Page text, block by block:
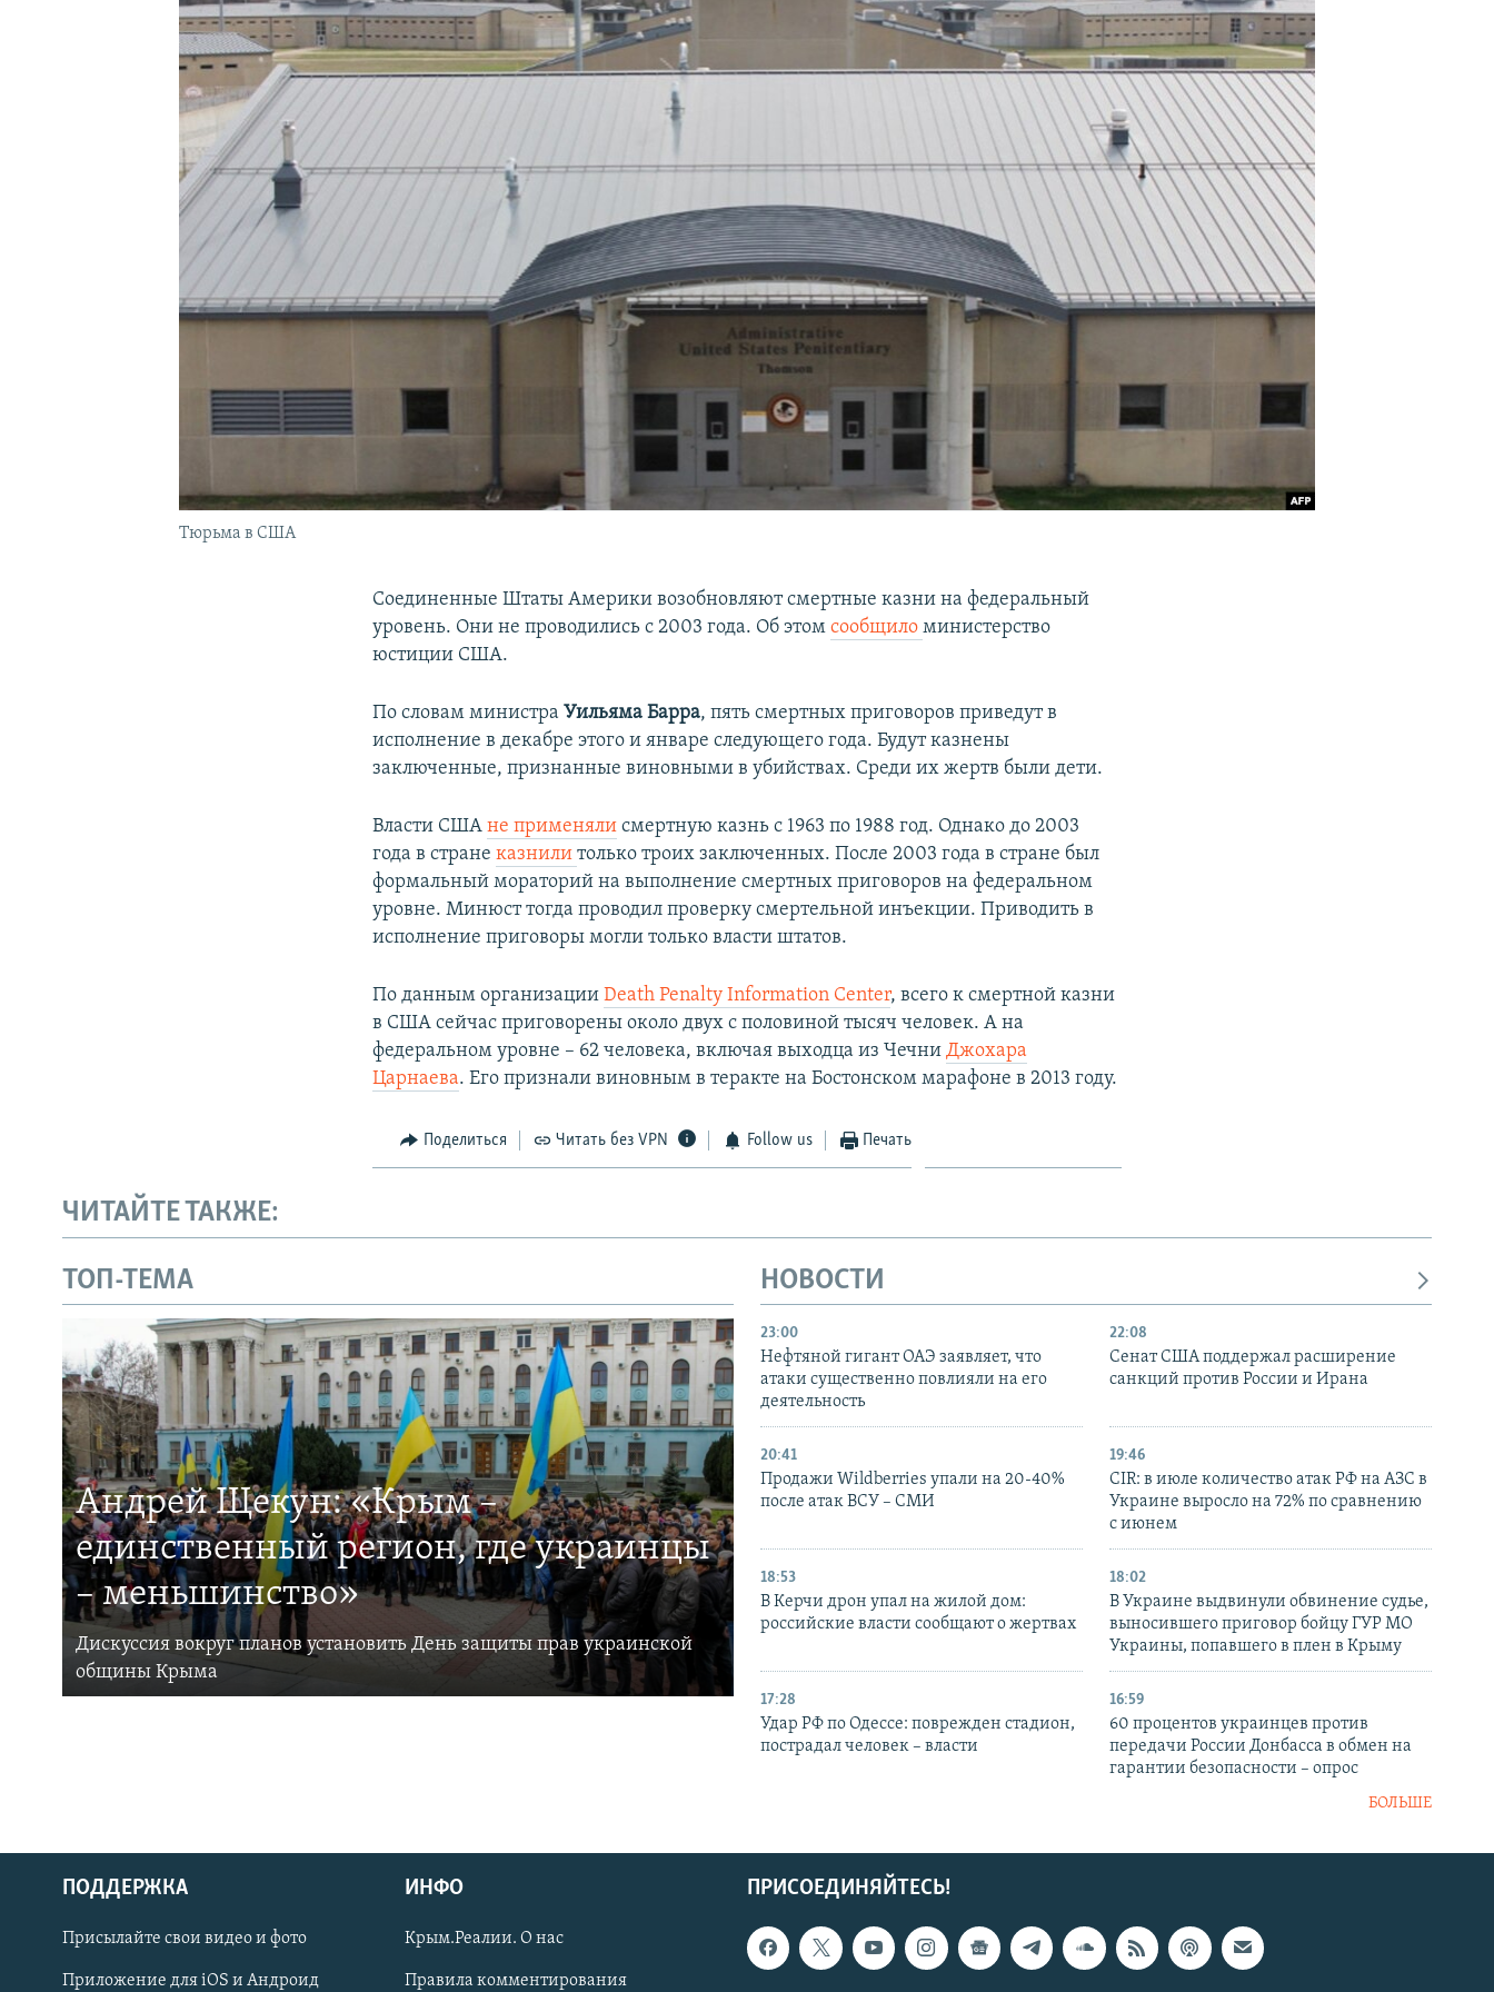
КРЫМ.НЕПОКОРЕННЫЙ
УКРАИНСКАЯ ПРОБЛЕМА КРЫМА
Українською
Qırımtatar
Тюрьма в США
Соединенные Штаты Америки возобновляют смертные казни на федеральный
уровень. Они не проводились с 2003 года. Об этомсообщиломинистерство
юстиции США.
По словам министраУильяма Барра, пять смертных приговоров приведут в
исполнение в декабре этого и январе следующего года. Будут казнены
заключенные, признанные виновными в убийствах. Среди их жертв были дети.
Власти СШАне применяли смертную казнь с 1963 по 1988 год. Однако до 2003
года в странеказнилитолько троих заключенных. После 2003 года в стране был
формальный мораторий на выполнение смертных приговоров на федеральном
уровне. Минюст тогда проводил проверку смертельной инъекции. Приводить в
исполнение приговоры могли только власти штатов.
По данным организацииDeath Penalty Information Center, всего к смертной казни
в США сейчас приговорены около двух с половиной тысяч человек. А на
федеральном уровне – 62 человека, включая выходца из ЧечниДжохара
Царнаева. Его признали виновным в теракте на Бостонском марафоне в 2013 году.
Поделиться Читать без VPN Follow us Печать
ЧИТАЙТЕ ТАКЖЕ:
ТОП-ТЕМА
Андрей Щекун: «Крым –
единственный регион, где украинцы
– меньшинство»
Дискуссия вокруг планов установить День защиты прав украинской
общины Крыма
НОВОСТИ
23:00
Нефтяной гигант ОАЭ заявляет, что
атаки существенно повлияли на его
деятельность
22:08
Сенат США поддержал расширение
санкций против России и Ирана
20:41
Продажи Wildberries упали на 20-40%
после атак ВСУ – СМИ
19:46
CIR: в июле количество атак РФ на АЗС в
Украине выросло на 72% по сравнению
с июнем
18:53
В Керчи дрон упал на жилой дом:
российские власти сообщают о жертвах
18:02
В Украине выдвинули обвинение судье,
выносившего приговор бойцу ГУР МО
Украины, попавшего в плен в Крыму
17:28
Удар РФ по Одессе: поврежден стадион,
пострадал человек – власти
16:59
60 процентов украинцев против
передачи России Донбасса в обмен на
гарантии безопасности – опрос
БОЛЬШЕ
ПРИСОЕДИНЯЙТЕСЬ!
ПОДДЕРЖКА
Присылайте свои видео и фото
Приложение для iOS и Андроид
ИНФО
Крым.Реалии. О нас
Правила комментирования